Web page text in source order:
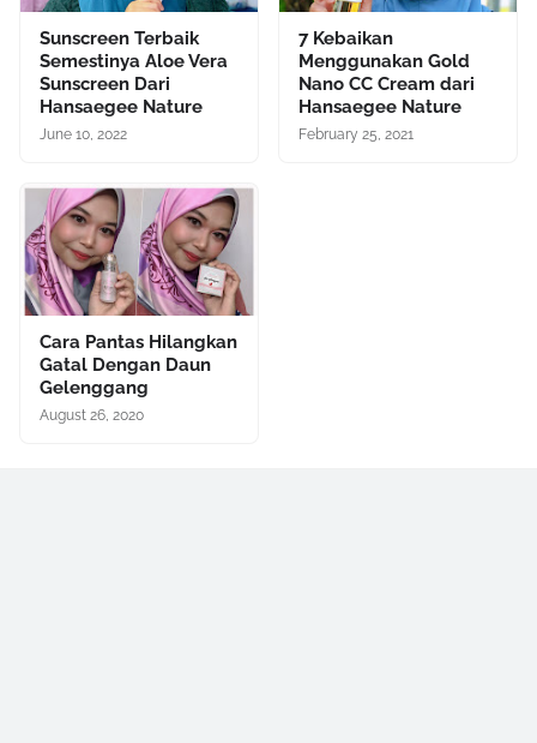
Sunscreen Terbaik
Semestinya Aloe Vera
Sunscreen Dari
Hansaegee Nature
June 10, 2022
7 Kebaikan
Menggunakan Gold
Nano CC Cream dari
Hansaegee Nature
February 25, 2021
Cara Pantas Hilangkan
Gatal Dengan Daun
Gelenggang
August 26, 2020